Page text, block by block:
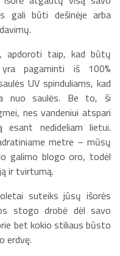
gali būti dešinėje arba
apdoroti taip, kad būtų
pagaminti iš 100%
UV spinduliams, kad
nuo saulės. Be to, ši
nes vandeniui atspari
esant nedideliam lietui.
metre – mūsų
galimo blogo oro, todėl
ir tvirtumą.
suteiks jūsų išorės
stogo drobė dėl savo
bet kokio stiliaus būsto
erdvę.